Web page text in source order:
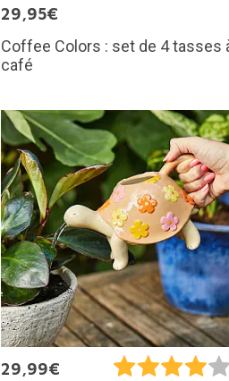
29,95€
Coffee Colors : set de 4 tasses
café
29,99€